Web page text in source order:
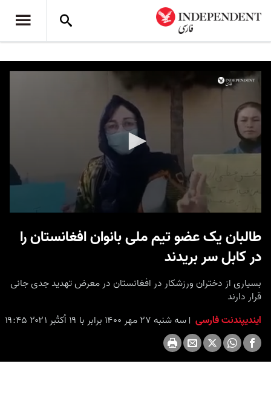
طالبان یک عضو تیم ملی بانوان افغانستان را
در کابل سر بریدند
بسیاری از دختران ورزشکار در افغانستان در معرض تهدید جدی جانی
قرار دارند
ایندیپندنت فارسی سه شنبه ۲۷ مهر ۱۴۰۰ برابر با ۱۹ اُکتُبر ۲۰۲۱ ۱۹:۴۵